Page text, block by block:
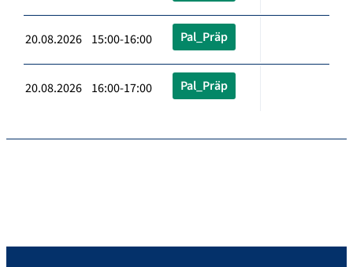
20.08.2026 15:00-16:00 Pal_Präp
20.08.2026 16:00-17:00 Pal_Präp